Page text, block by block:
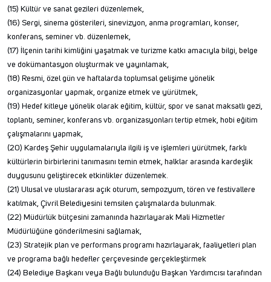
(15) Kültür ve sanat gezileri düzenlemek,
(16) Sergi, sinema gösterileri, sinevizyon, anma programları, konser,
konferans, seminer vb. düzenlemek,
(17) İlçenin tarihi kimliğini yaşatmak ve turizme katkı amacıyla bilgi, belge
ve dokümantasyon oluşturmak ve yayınlamak,
(18) Resmi, özel gün ve haftalarda toplumsal gelişime yönelik
organizasyonlar yapmak, organize etmek ve yürütmek,
(19) Hedef kitleye yönelik olarak eğitim, kültür, spor ve sanat maksatlı gezi,
toplantı, seminer, konferans vb. organizasyonları tertip etmek, hobi eğitim
çalışmalarını yapmak,
(20) Kardeş Şehir uygulamalarıyla ilgili iş ve işlemleri yürütmek, farklı
kültürlerin birbirlerini tanımasını temin etmek, halklar arasında kardeşlik
duygusunu geliştirecek etkinlikler düzenlemek.
(21) Ulusal ve uluslararası açık oturum, sempozyum, tören ve festivallere
katılmak, Çivril Belediyesini temsilen çalışmalarda bulunmak.
(22) Müdürlük bütçesini zamanında hazırlayarak Mali Hizmetler
Müdürlüğüne gönderilmesini sağlamak,
(23) Stratejik plan ve performans programı hazırlayarak, faaliyetleri plan
ve programa bağlı hedefler çerçevesinde gerçekleştirmek
(24) Belediye Başkanı veya Bağlı bulunduğu Başkan Yardımcısı tarafından